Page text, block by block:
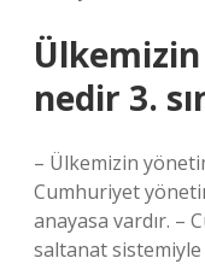
nedir 3.
– Ülkemizin
Cumhuriyet
anayasa vardır. –
saltanat